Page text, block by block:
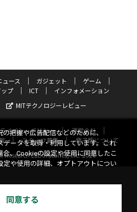
ュース ガジェット
ゲーム
プ ICT
インフォメーション
MITテクノロジーレビュー
イバシーポリシー
運営会社
スタッフ募集
電子版について
Research Laboratories, Inc. 2026
把握や広告配信などのために、
データを取得・利用しています。これ
、Cookieの設定や使用に同意したこ
定や使用の詳細、オプトアウトについ
同意する